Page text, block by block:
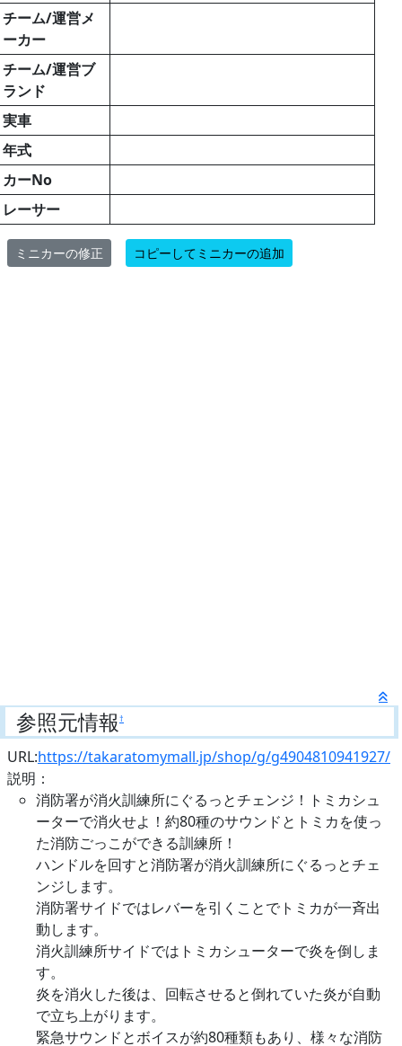
チーム/運営メ
ーカー
チーム/運営ブ
ランド
実車
年式
カーNo
レーサー
ミニカーの修正 コピーしてミニカーの追加
参照元情報†
URL:https://takaratomymall.jp/shop/g/g4904810941927/
説明：
消防署が消火訓練所にぐるっとチェンジ！トミカシュ
ーターで消火せよ！約80種のサウンドとトミカを使っ
た消防ごっこができる訓練所！
ハンドルを回すと消防署が消火訓練所にぐるっとチェ
ンジします。
消防署サイドではレバーを引くことでトミカが一斉出
動します。
消火訓練所サイドではトミカシューターで炎を倒しま
す。
炎を消火した後は、回転させると倒れていた炎が自動
で立ち上がります。
緊急サウンドとボイスが約80種類もあり、様々な消防